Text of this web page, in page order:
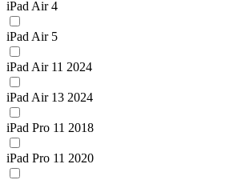
iPad Air 4
iPad Air 5
iPad Air 11 2024
iPad Air 13 2024
iPad Pro 11 2018
iPad Pro 11 2020